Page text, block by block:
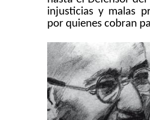
injusticias y malas
por quienes cobran